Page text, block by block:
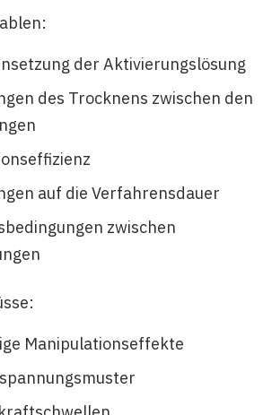
der Aktivierungslösung
des Trocknens zwischen den
auf die Verfahrensdauer
zwischen
Manipulationseffekte